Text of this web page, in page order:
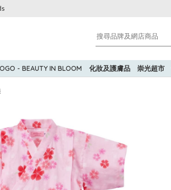
- BEAUTY IN BLOOM 化妝及護膚品 崇光超市